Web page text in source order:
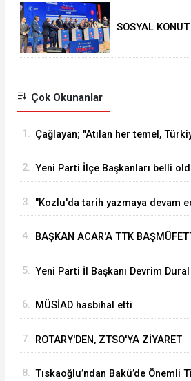
SOSYAL
Çok Okunanlar
1. Çağlayan; "Atılan her temel,
göstergelerinden biridir
2. Yeni Parti İlçe Başkanları belli
3. "Kozlu'da tarih yazmaya devam
4. BAŞKAN ACAR'A TTK
5. Yeni Parti İl Başkanı Devrim Dural
6. MÜSİAD hasbihal etti
7. ROTARY'DEN, ZTSO'YA ZİYARET
8. Tıskaoğlu’ndan Bakü’de Önemli